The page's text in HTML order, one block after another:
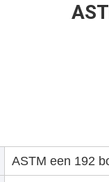
ASTM een 192